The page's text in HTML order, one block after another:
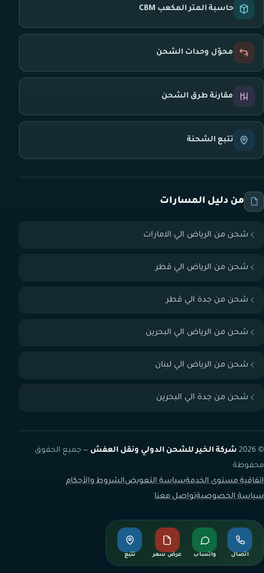
حاسبة المتر المكعب CBM
محوّل وحدات الشحن
مقارنة طرق الشحن
تتبع الشحنة
من دليل المسارات
شحن من الرياض الي الامارات
شحن من الرياض الي قطر
شحن من جدة الي قطر
شحن من الرياض الي البحرين
شحن من الرياض الي لبنان
شحن من جدة الي البحرين
© 2026 شركة الخير للشحن الدولي ونقل العفش — جميع الحقوق
محفوظة
اتفاقية مستوى الخدمةسياسة التعويضالشروط والأحكام
سياسة الخصوصيةتواصل معنا
اتصال واتساب عرض سعر تتبع